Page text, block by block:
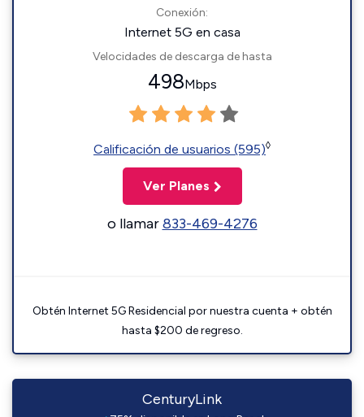
Conexión:
Internet 5G en casa
Velocidades de descarga de hasta
498Mbps
Calificación de usuarios (595)◊
Ver Planes
o llamar833-469-4276
Obtén Internet 5G Residencial por nuestra cuenta + obtén
hasta $200 de regreso.
CenturyLink